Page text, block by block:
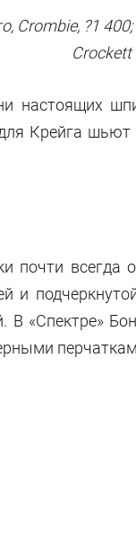
Crombie, ?1
Crockett
настоящих
Крейга шьют
почти всегда
и
«Спектре»